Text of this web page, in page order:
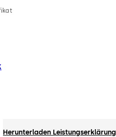
Herunterladen